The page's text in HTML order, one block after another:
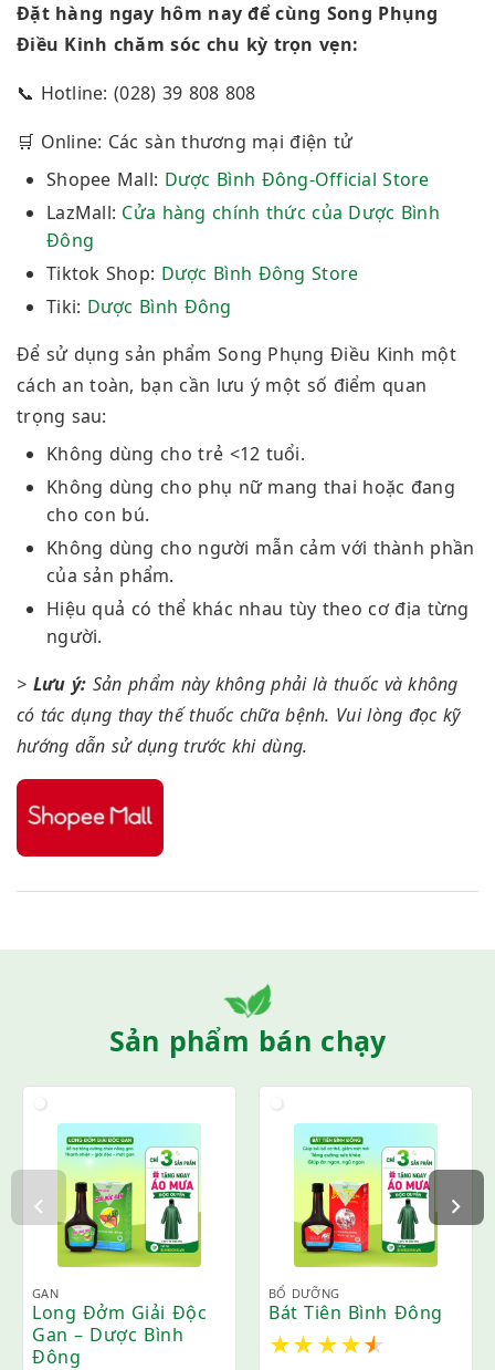
Đặt hàng ngay hôm nay để cùng Song Phụng
Điều Kinh chăm sóc chu kỳ trọn vẹn:
📞 Hotline: (028) 39 808 808
🛒 Online: Các sàn thương mại điện tử
Shopee Mall: Dược Bình Đông-Official Store
LazMall: Cửa hàng chính thức của Dược Bình
Đông
Tiktok Shop: Dược Bình Đông Store
Tiki: Dược Bình Đông
Để sử dụng sản phẩm Song Phụng Điều Kinh một
cách an toàn, bạn cần lưu ý một số điểm quan
trọng sau:
Không dùng cho trẻ <12 tuổi.
Không dùng cho phụ nữ mang thai hoặc đang
cho con bú.
Không dùng cho người mẫn cảm với thành phần
của sản phẩm.
Hiệu quả có thể khác nhau tùy theo cơ địa từng
người.
> Lưu ý: Sản phẩm này không phải là thuốc và không
có tác dụng thay thế thuốc chữa bệnh. Vui lòng đọc kỹ
hướng dẫn sử dụng trước khi dùng.
Sản phẩm bán chạy
GAN
Long Đởm Giải Độc
Gan – Dược Bình
Đông
BỔ DƯỠNG
Bát Tiên Bình Đông
★★★★★